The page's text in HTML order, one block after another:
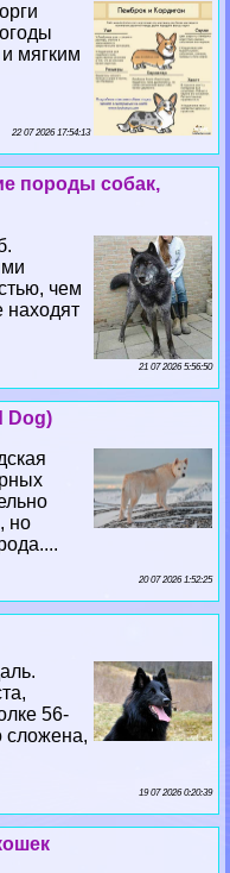
мягким
22 07 2026 17:54:13
породы собак,
чем
находят
21 07 2026 5:56:50
Dog)
но
20 07 2026 1:52:25
56-
сложена,
19 07 2026 0:20:39